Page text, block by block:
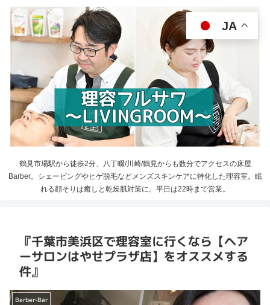
鶴見市場駅から徒歩2分、八丁畷/川崎/鶴見からも数分でアクセスの床屋
Barber。シェービングやヒゲ脱毛などメンズスキンケアに特化した理容室。眠
れる顔そりは癒しと乾燥肌対策に。平日は22時まで営業。
『千葉市美浜区で理容室に行くなら【ヘア
ーサロンはやせプラザ店】をオススメする
件』
Barber-Bar
JA